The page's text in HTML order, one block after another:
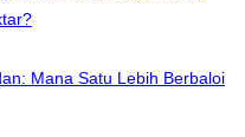
Mana Satu Lebih Berbaloi